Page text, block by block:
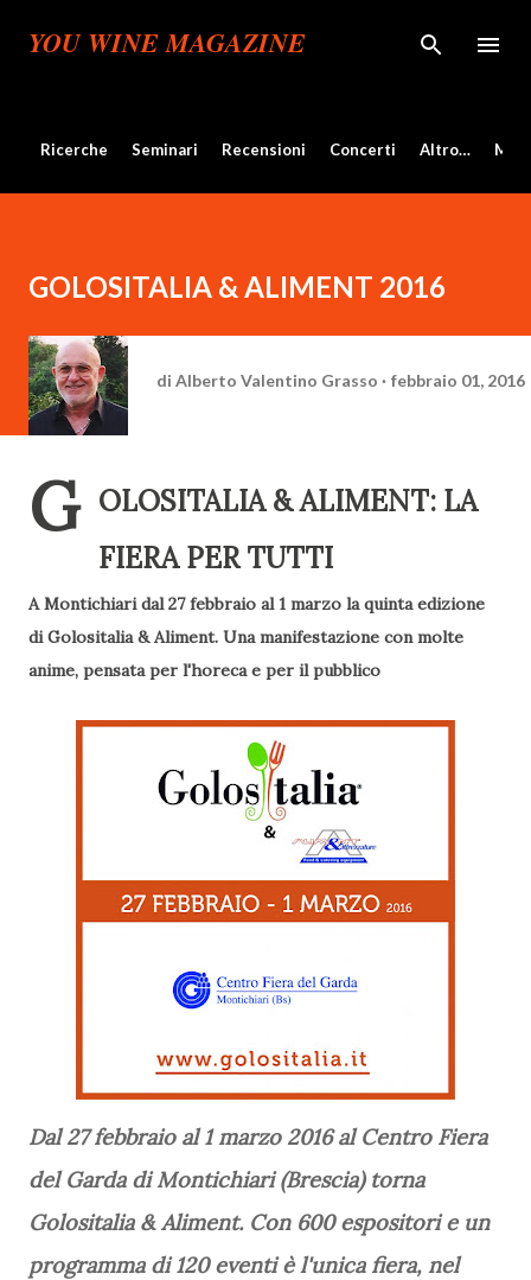
Passa ai contenuti principali
YOU WINE MAGAZINE
Ricerche Seminari Recensioni Concerti Altro…
GOLOSITALIA & ALIMENT 2016
di Alberto Valentino Grasso febbraio 01, 2016
G OLOSITALIA & ALIMENT: LA
FIERA PER TUTTI
A Montichiari dal 27 febbraio al 1 marzo la quinta edizione
di Golositalia & Aliment. Una manifestazione con molte
anime, pensata per l'horeca e per il pubblico
Dal 27 febbraio al 1 marzo 2016 al Centro Fiera
del Garda di Montichiari (Brescia) torna
Golositalia & Aliment. Con 600 espositori e un
programma di 120 eventi è l'unica fiera, nel